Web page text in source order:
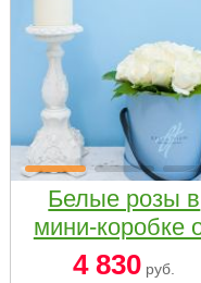
Белые розы в
мини-коробке
Bella Fiori
4 830 руб.